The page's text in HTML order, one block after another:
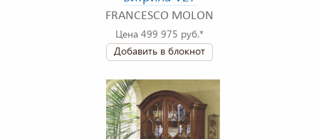
FRANCESCO MOLON
Цена 499 975 руб.*
Добавить в блокнот